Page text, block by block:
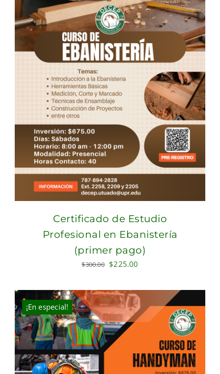
Certificado de Estudio
Profesional en Ebanistería
(primer pago)
$300.00 Original
was:
$300.00.
$225.00
is:
$225.00.
¡En especial!